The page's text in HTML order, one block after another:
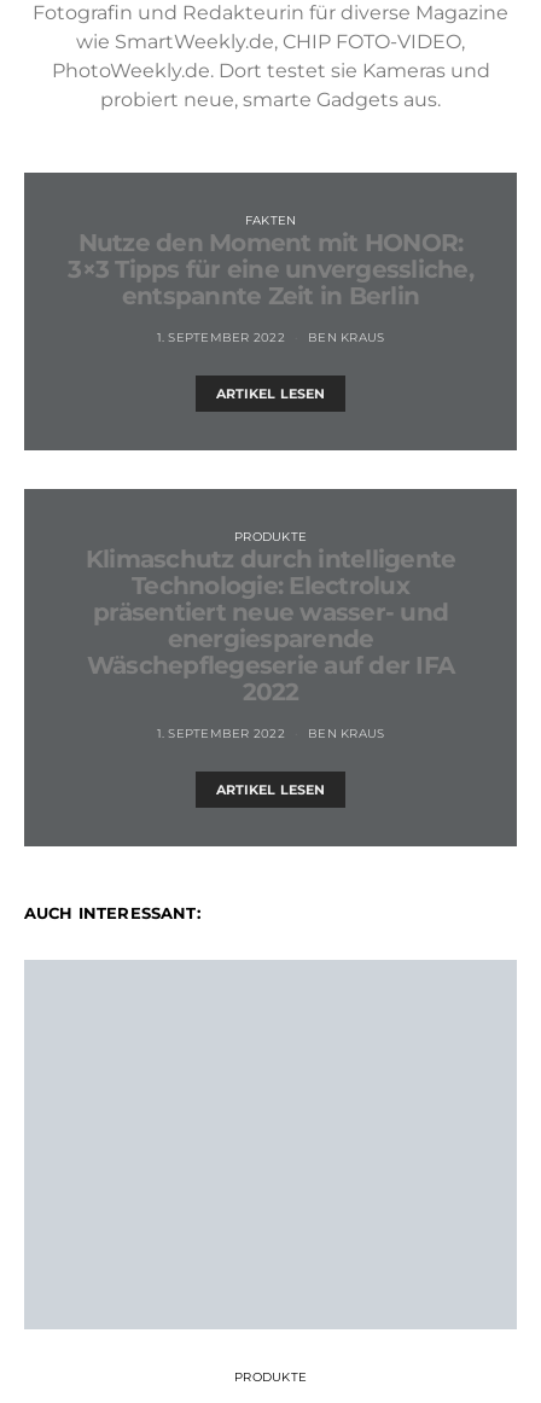
Fotografin und Redakteurin für diverse Magazine
wie SmartWeekly.de, CHIP FOTO-VIDEO,
PhotoWeekly.de. Dort testet sie Kameras und
probiert neue, smarte Gadgets aus.
FAKTEN
Nutze den Moment mit HONOR:
3×3 Tipps für eine unvergessliche,
entspannte Zeit in Berlin
1. SEPTEMBER 2022 BEN KRAUS
ARTIKEL LESEN
PRODUKTE
Klimaschutz durch intelligente
Technologie: Electrolux
präsentiert neue wasser- und
energiesparende
Wäschepflegeserie auf der IFA
2022
1. SEPTEMBER 2022 BEN KRAUS
ARTIKEL LESEN
AUCH INTERESSANT:
PRODUKTE